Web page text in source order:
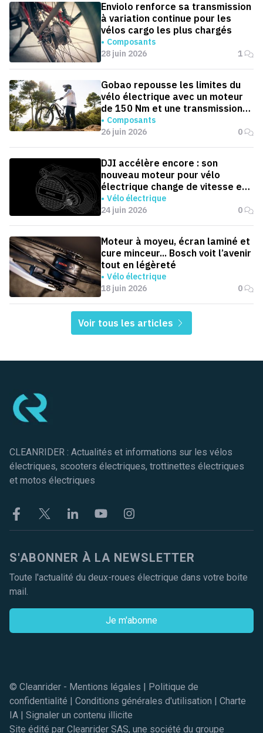
Enviolo renforce sa transmission
à variation continue pour les
vélos cargo les plus chargés
Composants
28 juin 2026
1
Gobao repousse les limites du
vélo électrique avec un moteur
de 150 Nm et une transmission
automatique
Composants
26 juin 2026
0
DJI accélère encore : son
nouveau moteur pour vélo
électrique change de vitesse en
0,1 seconde
Vélo électrique
24 juin 2026
0
Moteur à moyeu, écran laminé et
cure minceur... Bosch voit l’avenir
tout en légèreté
Vélo électrique
18 juin 2026
0
Voir tous les articles
CLEANRIDER : Actualités et informations sur les vélos
électriques, scooters électriques, trottinettes électriques
et motos électriques
FacebookTwitter LinkekinYoutubeInstagram
S'ABONNER À LA NEWSLETTER
Toute l'actualité du deux-roues électrique dans votre boite
mail.
Je m'abonne
© Cleanrider - Mentions légales
Politique de
confidentialité
Conditions générales d'utilisation
Charte
IA
Signaler un contenu illicite
Site édité par Cleanrider SAS, une société du groupe